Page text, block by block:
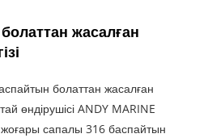
жасалған
болаттан жасалған
өндірушісі ANDY MARINE
сапалы 316 баспайтын